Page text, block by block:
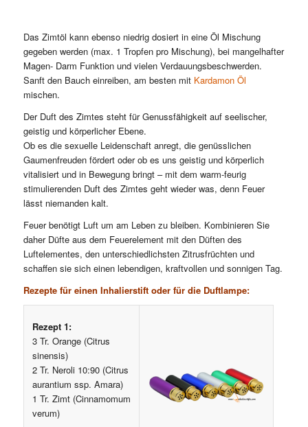
Das Zimtöl kann ebenso niedrig dosiert in eine Öl Mischung
gegeben werden (max. 1 Tropfen pro Mischung), bei mangelhafter
Magen- Darm Funktion und vielen Verdauungsbeschwerden.
Sanft den Bauch einreiben, am besten mit Kardamon Öl
mischen.
Der Duft des Zimtes steht für Genussfähigkeit auf seelischer,
geistig und körperlicher Ebene.
Ob es die sexuelle Leidenschaft anregt, die genüsslichen
Gaumenfreuden fördert oder ob es uns geistig und körperlich
vitalisiert und in Bewegung bringt – mit dem warm-feurig
stimulierenden Duft des Zimtes geht wieder was, denn Feuer
lässt niemanden kalt.
Feuer benötigt Luft um am Leben zu bleiben. Kombinieren Sie
daher Düfte aus dem Feuerelement mit den Düften des
Luftelementes, den unterschiedlichsten Zitrusfrüchten und
schaffen sie sich einen lebendigen, kraftvollen und sonnigen Tag.
Rezepte für einen Inhalierstift oder für die Duftlampe:
Rezept 1:
3 Tr. Orange (Citrus
sinensis)
2 Tr. Neroli 10:90 (Citrus
aurantium ssp. Amara)
1 Tr. Zimt (Cinnamomum
verum)